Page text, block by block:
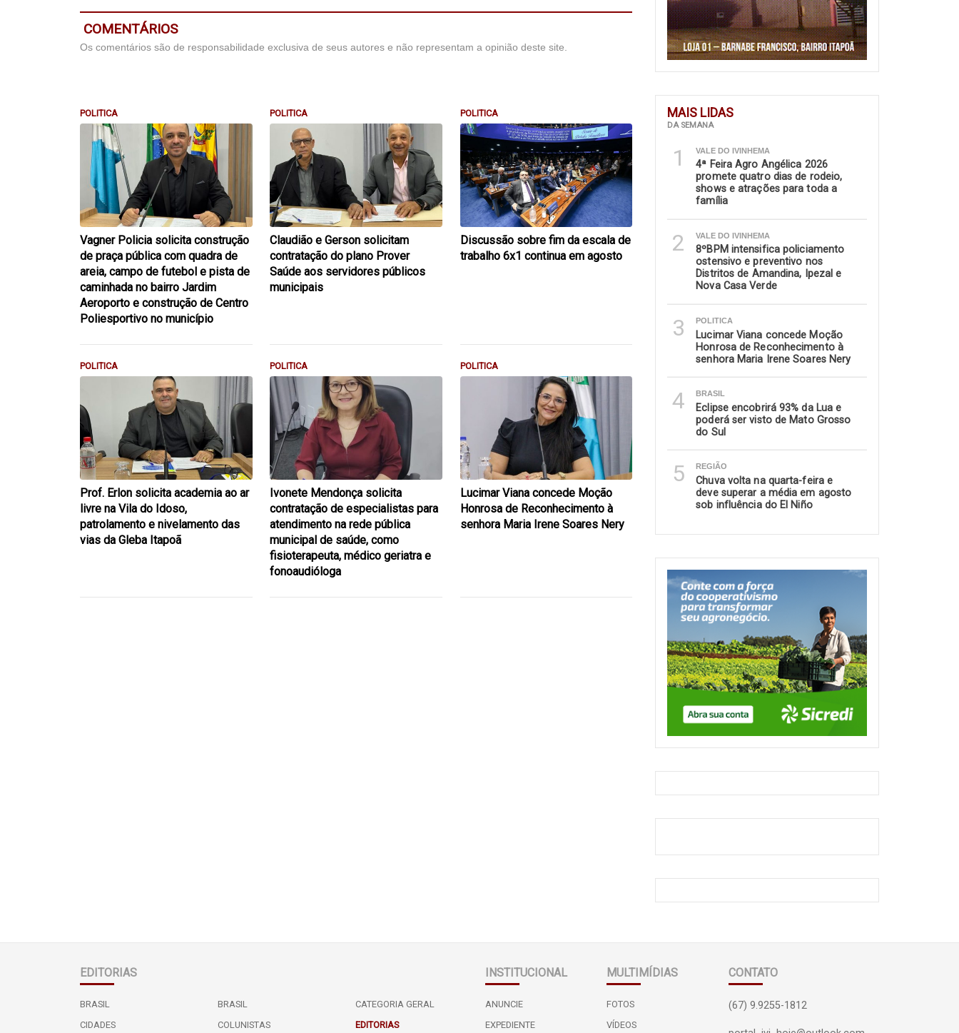
MAIS LIDAS
DA SEMANA
1 VALE DO IVINHEMA
4ª Feira Agro Angélica 2026
promete quatro dias de rodeio,
shows e atrações para toda a
família
2 VALE DO IVINHEMA
8ºBPM intensifica policiamento
ostensivo e preventivo nos
Distritos de Amandina, Ipezal e
Nova Casa Verde
3 POLITICA
Lucimar Viana concede Moção
Honrosa de Reconhecimento à
senhora Maria Irene Soares Nery
4 BRASIL
Eclipse encobrirá 93% da Lua e
poderá ser visto de Mato Grosso
do Sul
5 REGIÃO
Chuva volta na quarta-feira e
deve superar a média em agosto
sob influência do El Niño
COMENTÁRIOS
Os comentários são de responsabilidade exclusiva de seus autores e não representam a opinião deste site.
POLITICA
Vagner Policia solicita construção
de praça pública com quadra de
areia, campo de futebol e pista de
caminhada no bairro Jardim
Aeroporto e construção de Centro
Poliesportivo no município
POLITICA
Claudião e Gerson solicitam
contratação do plano Prover
Saúde aos servidores públicos
municipais
POLITICA
Discussão sobre fim da escala de
trabalho 6x1 continua em agosto
POLITICA
Prof. Erlon solicita academia ao ar
livre na Vila do Idoso,
patrolamento e nivelamento das
vias da Gleba Itapoã
POLITICA
Ivonete Mendonça solicita
contratação de especialistas para
atendimento na rede pública
municipal de saúde, como
fisioterapeuta, médico geriatra e
fonoaudióloga
POLITICA
Lucimar Viana concede Moção
Honrosa de Reconhecimento à
senhora Maria Irene Soares Nery
EDITORIAS
BRASIL BRASIL
CATEGORIA GERAL
CIDADES
COLUNISTAS EDITORIAS
INSTITUCIONAL
ANUNCIE
EXPEDIENTE
MULTIMÍDIAS
FOTOS
VÍDEOS
CONTATO
(67) 9.9255-1812